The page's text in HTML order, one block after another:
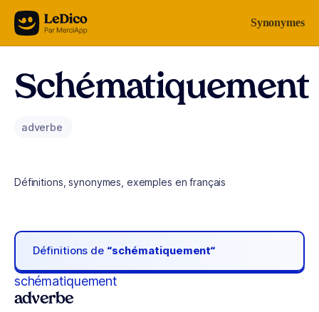
Aller au contenu Synonymes
Schématiquement
adverbe
Définitions, synonymes, exemples en français
Définitions de “schématiquement“
schématiquement
adverbe